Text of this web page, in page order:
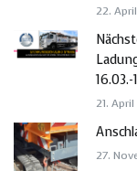
22.
21.
27.